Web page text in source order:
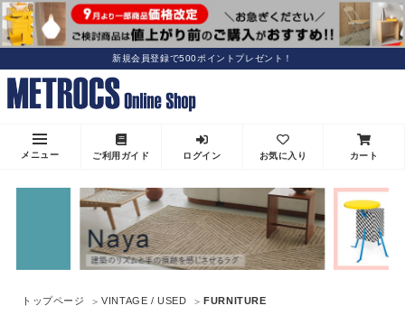
新規会員登録で500ポイントプレゼント！
メニュー ご利用ガイド ログイン お気に入り カート
トップページ VINTAGE / USED FURNITURE